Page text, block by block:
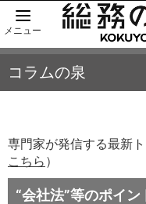
メニュー
コラムの泉
専門家が発信する最新
こちら ）
“会社法”等のポイン